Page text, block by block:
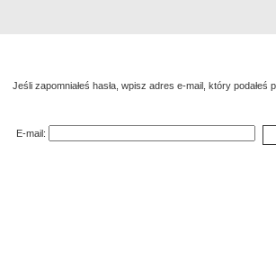
Jeśli zapomniałeś hasła, wpisz adres e-mail, który podałeś
E-mail: